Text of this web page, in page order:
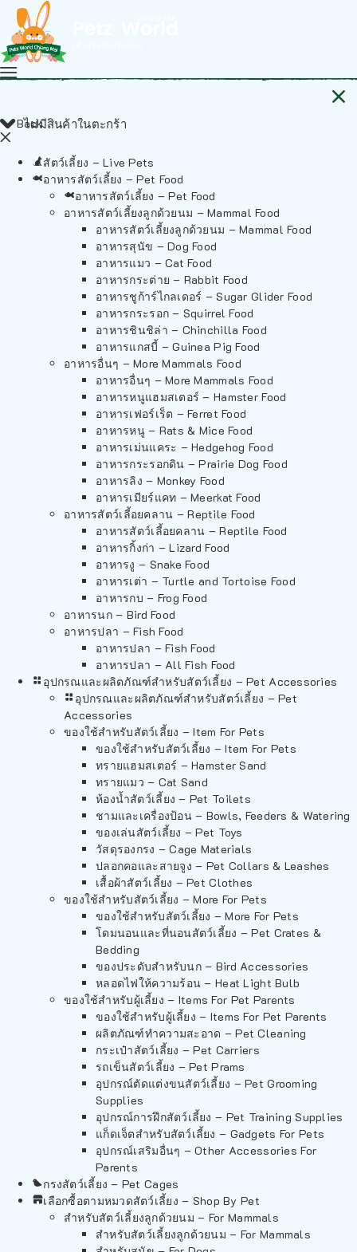
ไม่มีสินค้าในตะกร้า
Back
สัตว์เลี้ยง – Live Pets
อาหารสัตว์เลี้ยง – Pet Food
อาหารสัตว์เลี้ยง – Pet Food
อาหารสัตว์เลี้ยงลูกด้วยนม – Mammal Food
อาหารสัตว์เลี้ยงลูกด้วยนม – Mammal Food
อาหารสุนัข – Dog Food
อาหารแมว – Cat Food
อาหารกระต่าย – Rabbit Food
อาหารชูก้าร์ไกลเดอร์ – Sugar Glider Food
อาหารกระรอก – Squirrel Food
อาหารชินชิล่า – Chinchilla Food
อาหารแกสบี้ – Guinea Pig Food
อาหารอื่นๆ – More Mammals Food
อาหารอื่นๆ – More Mammals Food
อาหารหนูแฮมสเตอร์ – Hamster Food
อาหารเฟอร์เร็ต – Ferret Food
อาหารหนู – Rats & Mice Food
อาหารเม่นแคระ – Hedgehog Food
อาหารกระรอกดิน – Prairie Dog Food
อาหารลิง – Monkey Food
อาหารเมียร์แคท – Meerkat Food
อาหารสัตว์เลี้อยคลาน – Reptile Food
อาหารสัตว์เลี้อยคลาน – Reptile Food
อาหารกิ้งก่า – Lizard Food
อาหารงู – Snake Food
อาหารเต่า – Turtle and Tortoise Food
อาหารกบ – Frog Food
อาหารนก – Bird Food
อาหารปลา – Fish Food
อาหารปลา – Fish Food
อาหารปลา – All Fish Food
อุปกรณและผลิตภัณฑ์สำหรับสัตว์เลี้ยง – Pet Accessories
อุปกรณและผลิตภัณฑ์สำหรับสัตว์เลี้ยง – Pet
Accessories
ของใช้สำหรับสัตว์เลี้ยง – Item For Pets
ของใช้สำหรับสัตว์เลี้ยง – Item For Pets
ทรายแฮมสเตอร์ – Hamster Sand
ทรายแมว – Cat Sand
ห้องน้ำสัตว์เลี้ยง – Pet Toilets
ชามและเครื่องป้อน – Bowls, Feeders & Watering
ของเล่นสัตว์เลี้ยง – Pet Toys
วัสดุรองกรง – Cage Materials
ปลอกคอและสายจูง – Pet Collars & Leashes
เสื้อผ้าสัตว์เลี้ยง – Pet Clothes
ของใช้สำหรับสัตว์เลี้ยง – More For Pets
ของใช้สำหรับสัตว์เลี้ยง – More For Pets
โดมนอนและที่นอนสัตว์เลี้ยง – Pet Crates &
Bedding
ของประดับสำหรับนก – Bird Accessories
หลอดไฟให้ความร้อน – Heat Light Bulb
ของใช้สำหรับผู้เลี้ยง – Items For Pet Parents
ของใช้สำหรับผู้เลี้ยง – Items For Pet Parents
ผลิตภัณฑ์ทำความสะอาด – Pet Cleaning
กระเป๋าสัตว์เลี้ยง – Pet Carriers
รถเข็นสัตว์เลี้ยง – Pet Prams
อุปกรณ์ตัดแต่งขนสัตว์เลี้ยง – Pet Grooming
Supplies
อุปกรณ์การฝึกสัตว์เลี้ยง – Pet Training Supplies
แก็ดเจ็ตสำหรับสัตว์เลี้ยง – Gadgets For Pets
อุปกรณ์เสริมอื่นๆ – Other Accessories For
Parents
กรงสัตว์เลี้ยง – Pet Cages
เลือกซื้อตามหมวดสัตว์เลี้ยง – Shop By Pet
สำหรับสัตว์เลี้ยงลูกด้วยนม – For Mammals
สำหรับสัตว์เลี้ยงลูกด้วยนม – For Mammals